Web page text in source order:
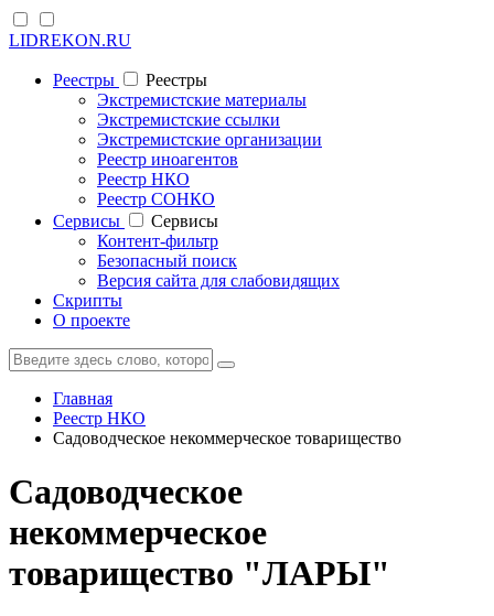
LIDREKON.RU
Реестры
Реестры
Экстремистские материалы
Экстремистские ссылки
Экстремистские организации
Реестр иноагентов
Реестр НКО
Реестр СОНКО
Cервисы
Cервисы
Контент-фильтр
Безопасный поиск
Версия сайта для слабовидящих
Скрипты
О проекте
Главная
Реестр НКО
Садоводческое некоммерческое товарищество
Садоводческое
некоммерческое
товарищество "ЛАРЫ"